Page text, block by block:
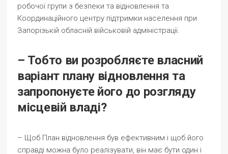
робочої групи з безпеки та відновлення та
Координаційного центру підтримки населення при
Запорізькій обласній військовій адміністрації.
– Тобто ви розробляєте власний
варіант плану відновлення та
запропонуєте його до розгляду
місцевій владі?
– Щоб План відновлення був ефективним і щоб його
справді можна було реалізувати, він має бути один і